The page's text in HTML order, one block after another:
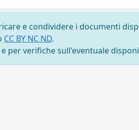
e condividere i documenti
CC BY NC ND.
per verifiche sull'eventuale